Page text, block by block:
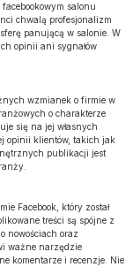
salonu
chwalą profesjonalizm
panującą w salonie. W
opinii ani sygnałów
wzmianek o firmie w
o charakterze
się na jej własnych
opinii klientów, takich jak
publikacji jest
Facebook, który został
treści są spójne z
nowościach oraz
ważne narzędzie
komentarze i recenzje. Nie